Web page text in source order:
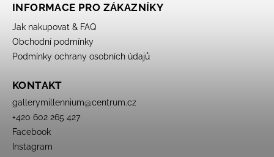
INFORMACE PRO ZÁKAZNÍKY
Jak nakupovat & FAQ
Obchodní podmínky
Podmínky ochrany osobních údajů
KONTAKT
gallerymillennium@centrum.cz
+420 602 265 427
Facebook
Instagram